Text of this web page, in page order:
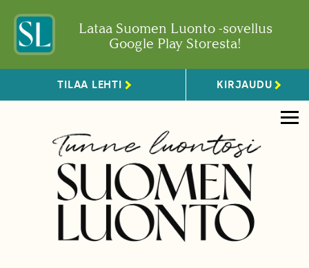
Lataa Suomen Luonto -sovellus
Google Play Storesta!
TILAA LEHTI KIRJAUDU